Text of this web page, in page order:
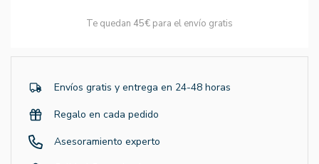
Te quedan 45€ para el envío gratis
Envíos gratis y entrega en 24-48 horas
Regalo en cada pedido
Asesoramiento experto